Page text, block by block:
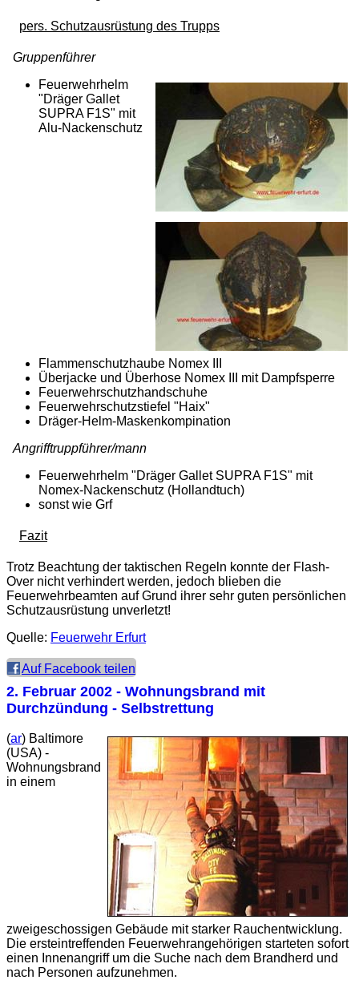
pers. Schutzausrüstung des Trupps
Gruppenführer
Feuerwehrhelm
"Dräger Gallet
SUPRA F1S" mit
Alu-Nackenschutz
Flammenschutzhaube Nomex III
Überjacke und Überhose Nomex III mit Dampfsperre
Feuerwehrschutzhandschuhe
Feuerwehrschutzstiefel "Haix"
Dräger-Helm-Maskenkompination
Angrifftruppführer/mann
Feuerwehrhelm "Dräger Gallet SUPRA F1S" mit
Nomex-Nackenschutz (Hollandtuch)
sonst wie Grf
Fazit
Trotz Beachtung der taktischen Regeln konnte der Flash-
Over nicht verhindert werden, jedoch blieben die
Feuerwehrbeamten auf Grund ihrer sehr guten persönlichen
Schutzausrüstung unverletzt!
Quelle: Feuerwehr Erfurt
Auf Facebook teilen
2. Februar 2002 - Wohnungsbrand mit
Durchzündung - Selbstrettung
(ar) Baltimore
(USA) -
Wohnungsbrand
in einem
zweigeschossigen Gebäude mit starker Rauchentwicklung.
Die ersteintreffenden Feuerwehrangehörigen starteten sofort
einen Innenangriff um die Suche nach dem Brandherd und
nach Personen aufzunehmen.